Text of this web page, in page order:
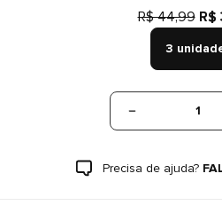
R$ 44,99 R$
3
1
Precisa de ajuda?